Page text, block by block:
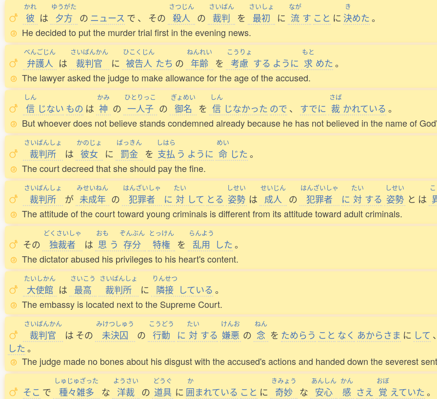
かれ
彼 は
ゆうがた
夕方 の ニュース で 、 その
さつじん
殺人 の
さいばん
裁判 を
さいしょ
最初 に
なが
流 す こと に
き
決めた。
He decided to put the murder trial first in the evening news.
べんごじん
弁護人 は
さいばんかん
裁判官 に
ひこくじん
被告人 たち の
ねんれい
年齢 を
こうりょ
考慮 する ように
もと
求 めた。
The lawyer asked the judge to make allowance for the age of the accused.
しん
信 じない もの は
かみ
神 の
ひとりっこ
一人子 の
ぎょめい
御名 を
しん
信 じなかった ので 、 すでに
さば
裁 かれている 。
But whoever does not believe stands condemned already because he has not believed in the name of
さいばんしょ
裁判所 は
かのじょ
彼女 に
ばっきん
罰金 を
しはら
支払 う ように
めい
命 じた。
The court decreed that she should pay the fine.
さいばんしょ
裁判所 が
みせいねん
未成年 の
はんざいしゃ
犯罪者 に
たい
対 して とる
しせい
姿勢 は
せいじん
成人 の
はんざいしゃ
犯罪者 に
たい
対 する
しせい
姿勢 と は
The attitude of the court toward young criminals is different from its attitude toward adult criminals.
その
どくさいしゃ
独裁者 は
おも
思 う
ぞんぶん
存分
とっけん
特権 を
らんよう
乱用 した。
The dictator abused his privileges to his heart's content.
たいしかん
大使館 は
さいこう
最高
さいばんしょ
裁判所 に
りんせつ
隣接 している 。
The embassy is located next to the Supreme Court.
さいばんかん
裁判官 は その
みけつしゅう
未決囚 の
こうどう
行動 に
たい
対 する
けんお
嫌悪 の
ねん
念 を ためらう こと なく あからさま に して
した。
The judge made no bones about his disgust with the accused's actions and handed down the severest
そこ で
しゅじゅざった
種々雑多 な
ようさい
洋裁 の
どうぐ
道具 に
か
囲まれている こと に
きみょう
奇妙 な
あんしん
安心
かん
感 さえ
おぼ
覚 えていた。